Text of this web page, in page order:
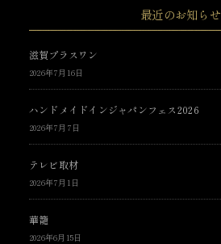
最近のお知らせ
滋賀プラスワン
2026年7月16日
ハンドメイドインジャパンフェス2026
2026年7月7日
テレビ取材
2026年7月1日
華籠
2026年6月15日